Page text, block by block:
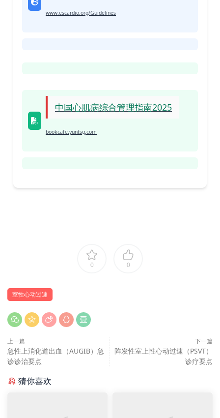
www.escardio.org/Guidelines
中国心肌病综合管理指南2025
bookcafe.yuntsg.com
0 0
室性心动过速
上一篇
急性上消化道出血（AUGIB）急
诊诊治要点
下一篇
阵发性室上性心动过速（PSVT）
诊疗要点
猜你喜欢